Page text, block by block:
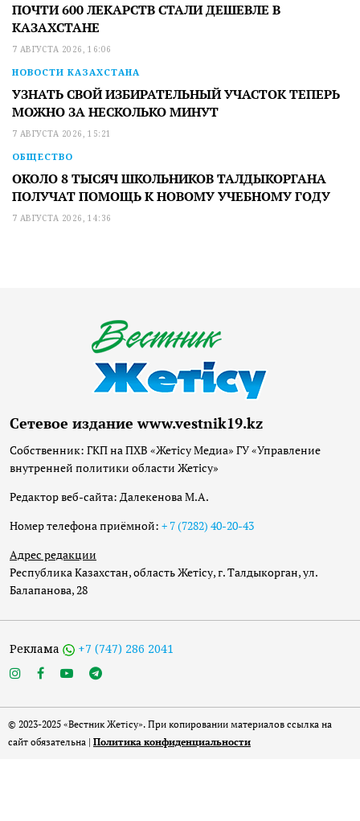
ПОЧТИ 600 ЛЕКАРСТВ СТАЛИ ДЕШЕВЛЕ В
КАЗАХСТАНЕ
7 АВГУСТА 2026, 16:06
НОВОСТИ КАЗАХСТАНА
УЗНАТЬ СВОЙ ИЗБИРАТЕЛЬНЫЙ УЧАСТОК ТЕПЕРЬ
МОЖНО ЗА НЕСКОЛЬКО МИНУТ
7 АВГУСТА 2026, 15:21
ОБЩЕСТВО
ОКОЛО 8 ТЫСЯЧ ШКОЛЬНИКОВ ТАЛДЫКОРГАНА
ПОЛУЧАТ ПОМОЩЬ К НОВОМУ УЧЕБНОМУ ГОДУ
7 АВГУСТА 2026, 14:36
Сетевое издание www.vestnik19.kz
Собственник: ГКП на ПХВ «Жетісу Медиа» ГУ «Управление
внутренней политики области Жетісу»
Редактор веб-сайта: Далекенова М.А.
Номер телефона приёмной: + 7 (7282) 40-20-43
Адрес редакции
Республика Казахстан, область Жетісу, г. Талдыкорган, ул.
Балапанова, 28
Реклама +7 (747) 286 2041
© 2023-2025 «Вестник Жетісу». При копировании материалов ссылка на
сайт обязательна | Политика конфиденциальности